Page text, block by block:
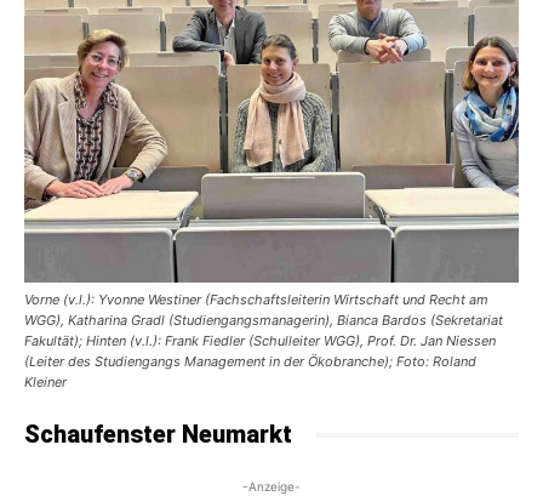
Vorne (v.l.): Yvonne Westiner (Fachschaftsleiterin Wirtschaft und Recht am
WGG), Katharina Gradl (Studiengangsmanagerin), Bianca Bardos (Sekretariat
Fakultät); Hinten (v.l.): Frank Fiedler (Schulleiter WGG), Prof. Dr. Jan Niessen
(Leiter des Studiengangs Management in der Ökobranche); Foto: Roland
Kleiner
Schaufenster Neumarkt
-Anzeige-